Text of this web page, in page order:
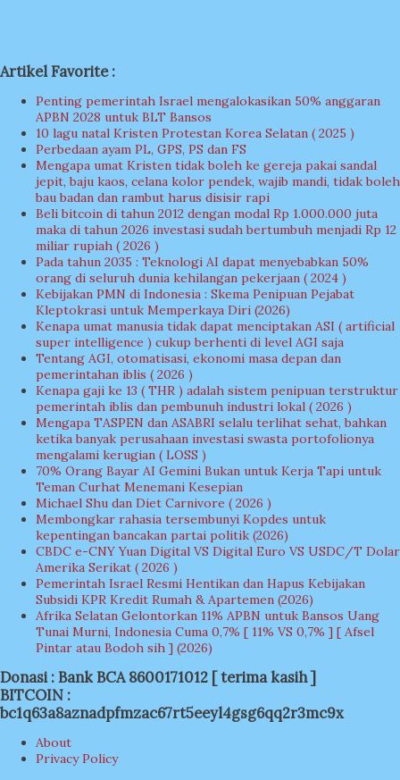
Artikel Favorite :
Penting pemerintah Israel mengalokasikan 50% anggaran
APBN 2028 untuk BLT Bansos
10 lagu natal Kristen Protestan Korea Selatan ( 2025 )
Perbedaan ayam PL, GPS, PS dan FS
Mengapa umat Kristen tidak boleh ke gereja pakai sandal
jepit, baju kaos, celana kolor pendek, wajib mandi, tidak boleh
bau badan dan rambut harus disisir rapi
Beli bitcoin di tahun 2012 dengan modal Rp 1.000.000 juta
maka di tahun 2026 investasi sudah bertumbuh menjadi Rp 12
miliar rupiah ( 2026 )
Pada tahun 2035 : Teknologi AI dapat menyebabkan 50%
orang di seluruh dunia kehilangan pekerjaan ( 2024 )
Kebijakan PMN di Indonesia : Skema Penipuan Pejabat
Kleptokrasi untuk Memperkaya Diri (2026)
Kenapa umat manusia tidak dapat menciptakan ASI ( artificial
super intelligence ) cukup berhenti di level AGI saja
Tentang AGI, otomatisasi, ekonomi masa depan dan
pemerintahan iblis ( 2026 )
Kenapa gaji ke 13 ( THR ) adalah sistem penipuan terstruktur
pemerintah iblis dan pembunuh industri lokal ( 2026 )
Mengapa TASPEN dan ASABRI selalu terlihat sehat, bahkan
ketika banyak perusahaan investasi swasta portofolionya
mengalami kerugian ( LOSS )
70% Orang Bayar AI Gemini Bukan untuk Kerja Tapi untuk
Teman Curhat Menemani Kesepian
Michael Shu dan Diet Carnivore ( 2026 )
Membongkar rahasia tersembunyi Kopdes untuk
kepentingan bancakan partai politik (2026)
CBDC e-CNY Yuan Digital VS Digital Euro VS USDC/T Dolar
Amerika Serikat ( 2026 )
Pemerintah Israel Resmi Hentikan dan Hapus Kebijakan
Subsidi KPR Kredit Rumah & Apartemen (2026)
Afrika Selatan Gelontorkan 11% APBN untuk Bansos Uang
Tunai Murni, Indonesia Cuma 0,7% [ 11% VS 0,7% ] [ Afsel
Pintar atau Bodoh sih ] (2026)
Donasi : Bank BCA 8600171012 [ terima kasih ]
BITCOIN :
bc1q63a8aznadpfmzac67rt5eeyl4gsg6qq2r3mc9x
About
Privacy Policy